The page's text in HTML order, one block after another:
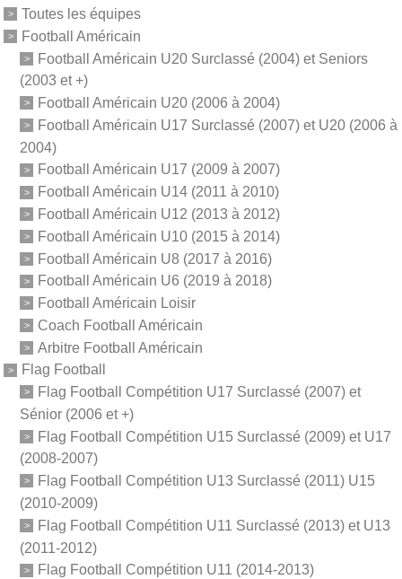
Toutes les équipes
Football Américain
Football Américain U20 Surclassé (2004) et Seniors
(2003 et +)
Football Américain U20 (2006 à 2004)
Football Américain U17 Surclassé (2007) et U20 (2006 à
2004)
Football Américain U17 (2009 à 2007)
Football Américain U14 (2011 à 2010)
Football Américain U12 (2013 à 2012)
Football Américain U10 (2015 à 2014)
Football Américain U8 (2017 à 2016)
Football Américain U6 (2019 à 2018)
Football Américain Loisir
Coach Football Américain
Arbitre Football Américain
Flag Football
Flag Football Compétition U17 Surclassé (2007) et
Sénior (2006 et +)
Flag Football Compétition U15 Surclassé (2009) et U17
(2008-2007)
Flag Football Compétition U13 Surclassé (2011) U15
(2010-2009)
Flag Football Compétition U11 Surclassé (2013) et U13
(2011-2012)
Flag Football Compétition U11 (2014-2013)